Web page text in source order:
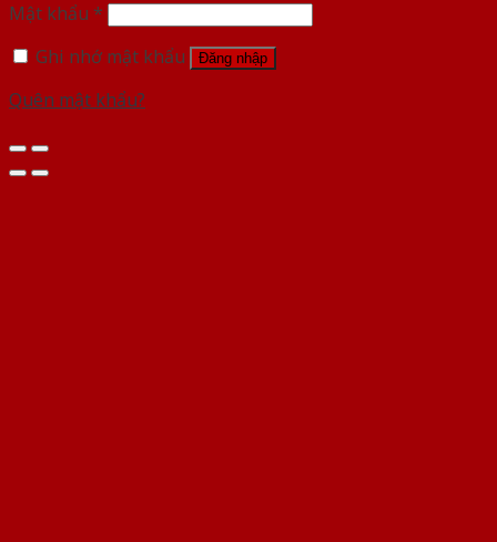
Mật khẩu *
Ghi nhớ mật khẩu
Đăng nhập
Quên mật khẩu?